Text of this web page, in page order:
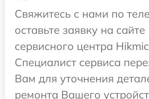
Свяжитесь с нами по
оставьте заявку на сайте
сервисного центра
Специалист сервиса
Вам для уточнения
ремонта Вашего